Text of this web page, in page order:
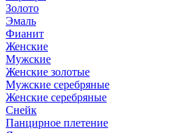
Золото
Эмаль
Фианит
Женские
Мужские
Женские золотые
Мужские серебряные
Женские серебряные
Снейк
Панцирное плетение